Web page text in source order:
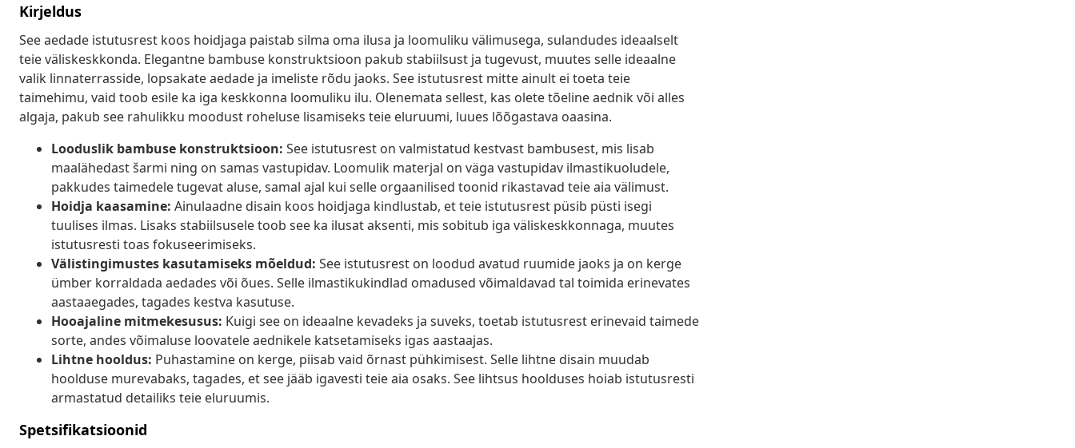
Kirjeldus
See aedade istutusrest koos hoidjaga paistab silma oma ilusa ja loomuliku välimusega, sulandudes ideaalselt
teie väliskeskkonda. Elegantne bambuse konstruktsioon pakub stabiilsust ja tugevust, muutes selle ideaalne
valik linnaterrasside, lopsakate aedade ja imeliste rõdu jaoks. See istutusrest mitte ainult ei toeta teie
taimehimu, vaid toob esile ka iga keskkonna loomuliku ilu. Olenemata sellest, kas olete tõeline aednik või alles
algaja, pakub see rahulikku moodust roheluse lisamiseks teie eluruumi, luues lõõgastava oaasina.
Looduslik bambuse konstruktsioon: See istutusrest on valmistatud kestvast bambusest, mis lisab
maalähedast šarmi ning on samas vastupidav. Loomulik materjal on väga vastupidav ilmastikuoludele,
pakkudes taimedele tugevat aluse, samal ajal kui selle orgaanilised toonid rikastavad teie aia välimust.
Hoidja kaasamine: Ainulaadne disain koos hoidjaga kindlustab, et teie istutusrest püsib püsti isegi
tuulises ilmas. Lisaks stabiilsusele toob see ka ilusat aksenti, mis sobitub iga väliskeskkonnaga, muutes
istutusresti toas fokuseerimiseks.
Välistingimustes kasutamiseks mõeldud: See istutusrest on loodud avatud ruumide jaoks ja on kerge
ümber korraldada aedades või õues. Selle ilmastikukindlad omadused võimaldavad tal toimida erinevates
aastaaegades, tagades kestva kasutuse.
Hooajaline mitmekesusus: Kuigi see on ideaalne kevadeks ja suveks, toetab istutusrest erinevaid taimede
sorte, andes võimaluse loovatele aednikele katsetamiseks igas aastaajas.
Lihtne hooldus: Puhastamine on kerge, piisab vaid õrnast pühkimisest. Selle lihtne disain muudab
hoolduse murevabaks, tagades, et see jääb igavesti teie aia osaks. See lihtsus hoolduses hoiab istutusresti
armastatud detailiks teie eluruumis.
Spetsifikatsioonid